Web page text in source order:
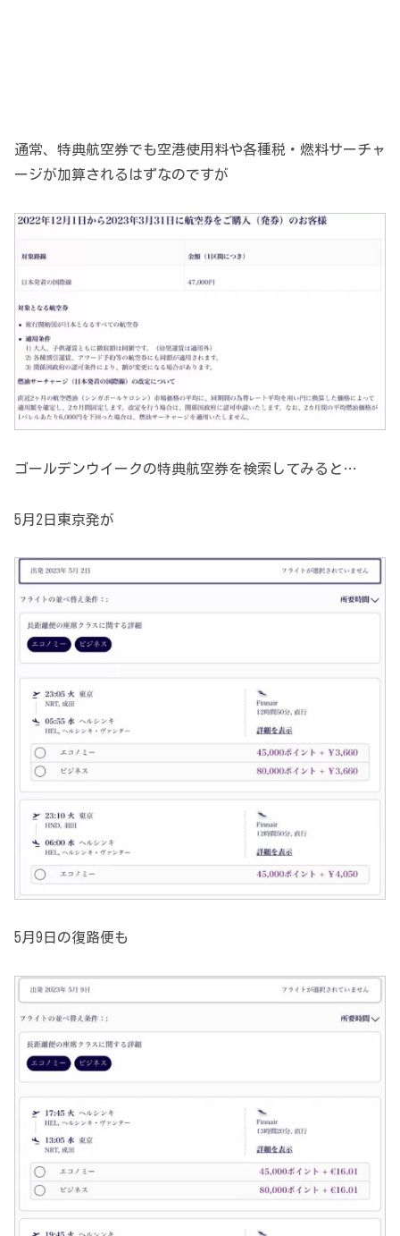
通常、特典航空券でも空港使用料や各種税・燃料サーチャ
ージが加算されるはずなのですが
ゴールデンウイークの特典航空券を検索してみると…
5月2日東京発が
5月9日の復路便も